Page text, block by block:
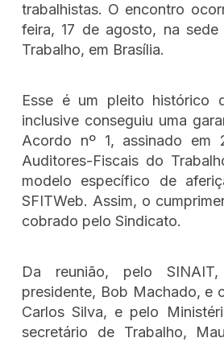
trabalhistas. O encontro
feira, 17 de agosto, na
Trabalho, em Brasília.
Esse é um pleito histórico
inclusive conseguiu uma
Acordo nº 1, assinado em
Auditores-Fiscais do
modelo específico de
SFITWeb. Assim, o
cobrado pelo Sindicato.
Da reunião, pelo
presidente, Bob Machado, e
Carlos Silva, e pelo
secretário de Trabalho,